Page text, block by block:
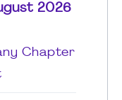
2026
Chapter